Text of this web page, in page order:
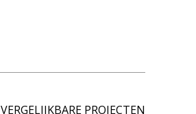
VERGELIJKBARE PROJECTEN